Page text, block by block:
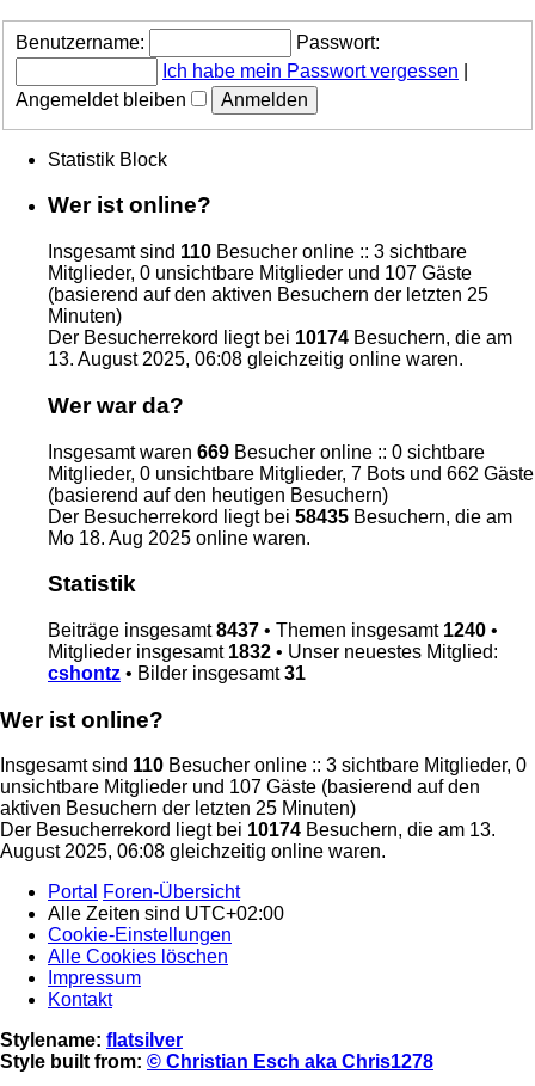
Benutzername:
Passwort:
Ich habe mein Passwort vergessen
Angemeldet bleiben
Statistik Block
Wer ist online?
Insgesamt sind 110 Besucher online :: 3 sichtbare
Mitglieder, 0 unsichtbare Mitglieder und 107 Gäste
(basierend auf den aktiven Besuchern der letzten 25
Minuten)
Der Besucherrekord liegt bei 10174 Besuchern, die am
13. August 2025, 06:08 gleichzeitig online waren.
Wer war da?
Insgesamt waren 669 Besucher online :: 0 sichtbare
Mitglieder, 0 unsichtbare Mitglieder, 7 Bots und 662 Gäste
(basierend auf den heutigen Besuchern)
Der Besucherrekord liegt bei 58435 Besuchern, die am
Mo 18. Aug 2025 online waren.
Statistik
Beiträge insgesamt8437 • Themen insgesamt 1240 •
Mitglieder insgesamt 1832 • Unser neuestes Mitglied:
cshontz • Bilder insgesamt31
Wer ist online?
Insgesamt sind 110 Besucher online :: 3 sichtbare Mitglieder, 0
unsichtbare Mitglieder und 107 Gäste (basierend auf den
aktiven Besuchern der letzten 25 Minuten)
Der Besucherrekord liegt bei 10174 Besuchern, die am 13.
August 2025, 06:08 gleichzeitig online waren.
Portal Foren-Übersicht
Alle Zeiten sind UTC+02:00
Cookie-Einstellungen
Alle Cookies löschen
Impressum
Kontakt
Stylename: flatsilver
Style built from: © Christian Esch aka Chris1278